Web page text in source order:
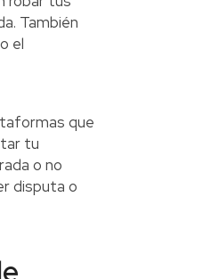
También
el
que
tu
o no
disputa o